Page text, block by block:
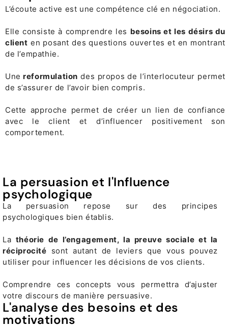
L’écoute active est une compétence clé en négociation.
Elle consiste à comprendre les besoins et les désirs du
client en posant des questions ouvertes et en montrant
de l’empathie.
Une reformulation des propos de l’interlocuteur permet
de s’assurer de l’avoir bien compris.
Cette approche permet de créer un lien de confiance
avec le client et d’influencer positivement son
comportement.
La persuasion et l'Influence
psychologique
La persuasion repose sur des principes
psychologiques bien établis.
La théorie de l’engagement, la preuve sociale et la
réciprocité sont autant de leviers que vous pouvez
utiliser pour influencer les décisions de vos clients.
Comprendre ces concepts vous permettra d’ajuster
votre discours de manière persuasive.
L'analyse des besoins et des
motivations